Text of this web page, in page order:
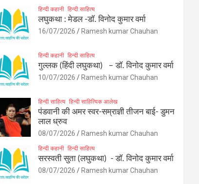
हिन्दी कहानी हिन्दी साहित्य
लघुकथा : मेडल -डॉ. विनोद कुमार वर्मा
16/07/2026 Ramesh kumar Chauhan
हिन्दी कहानी हिन्दी साहित्य
गुल्लक (हिंदी लघुकथा) – डॉ. विनोद कुमार वर्मा
10/07/2026 Ramesh kumar Chauhan
हिन्दी साहित्य हिन्दी साहित्यिक आलेख
पंडवानी की अमर स्वर-सम्राज्ञी तीजन बाई- डुमन
लाल ध्रुव
08/07/2026 Ramesh kumar Chauhan
हिन्दी कहानी हिन्दी साहित्य
सरस्वती सुता (लघुकथा) ​- डॉ. विनोद कुमार वर्मा
08/07/2026 Ramesh kumar Chauhan